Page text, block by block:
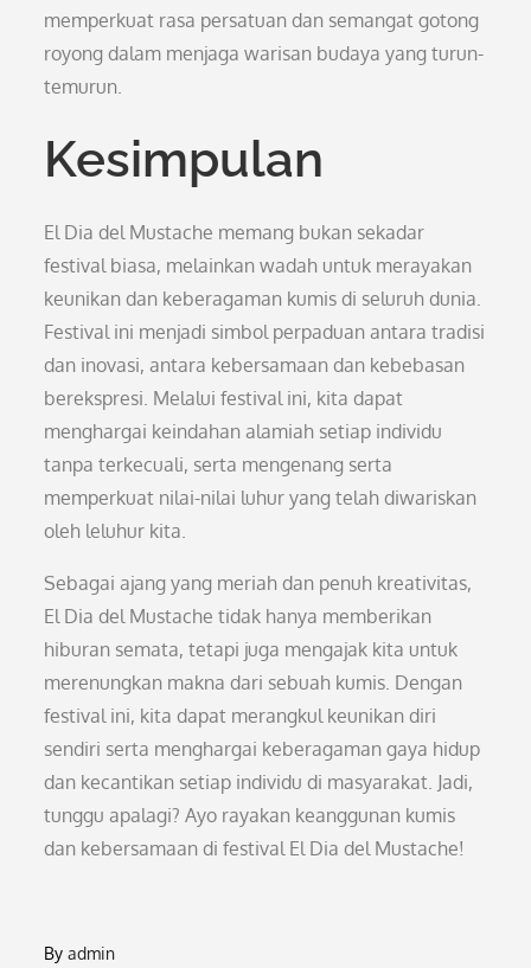
memperkuat rasa persatuan dan semangat gotong
royong dalam menjaga warisan budaya yang turun-
temurun.
Kesimpulan
El Dia del Mustache memang bukan sekadar
festival biasa, melainkan wadah untuk merayakan
keunikan dan keberagaman kumis di seluruh dunia.
Festival ini menjadi simbol perpaduan antara tradisi
dan inovasi, antara kebersamaan dan kebebasan
berekspresi. Melalui festival ini, kita dapat
menghargai keindahan alamiah setiap individu
tanpa terkecuali, serta mengenang serta
memperkuat nilai-nilai luhur yang telah diwariskan
oleh leluhur kita.
Sebagai ajang yang meriah dan penuh kreativitas,
El Dia del Mustache tidak hanya memberikan
hiburan semata, tetapi juga mengajak kita untuk
merenungkan makna dari sebuah kumis. Dengan
festival ini, kita dapat merangkul keunikan diri
sendiri serta menghargai keberagaman gaya hidup
dan kecantikan setiap individu di masyarakat. Jadi,
tunggu apalagi? Ayo rayakan keanggunan kumis
dan kebersamaan di festival El Dia del Mustache!
Byadmin